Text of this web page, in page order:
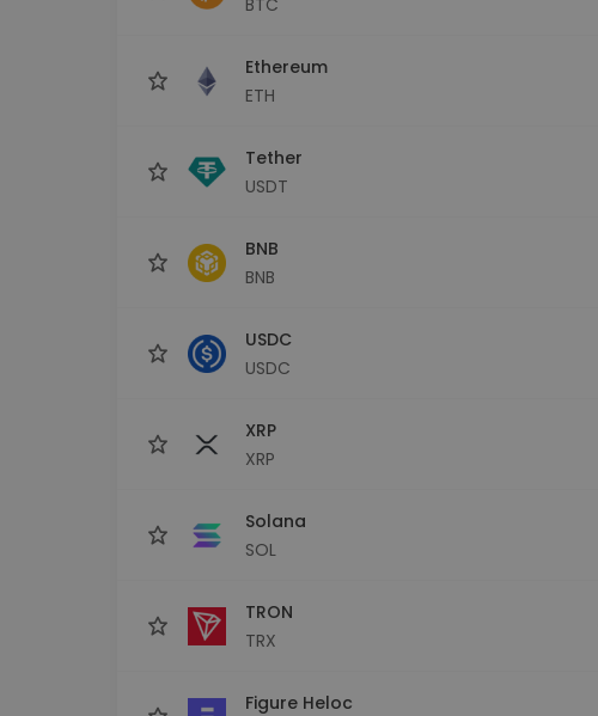
Ethereum
ETH
Tether
USDT
BNB
BNB
USDC
USDC
XRP
XRP
Solana
SOL
TRON
TRX
Figure Heloc